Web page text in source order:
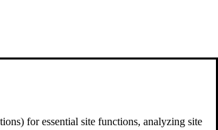
for essential site functions, analyzing site